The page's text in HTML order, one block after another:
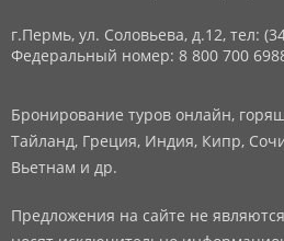
г.Пермь, ул. Соловьева, д.12, тел:
Федеральный номер: 8 800 700
Бронирование туров онлайн,
Тайланд, Греция, Индия, Кипр,
Вьетнам и др.
Предложения на сайте не